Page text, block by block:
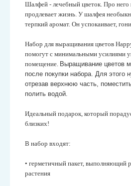
Шалфей - лечебный цветок. Про него
продлевает жизнь. У шалфея
терпкий аромат. Он успокаивает,
Набор для выращивания цветов
помогут с минимальными усилиями
помещение. Выращивание цветов
после покупки набора. Для этого
отрезав верхнюю часть,
полить водой.
Идеальный подарок, который
близких!
В набор входят:
• герметичный пакет, выполняющий
растения